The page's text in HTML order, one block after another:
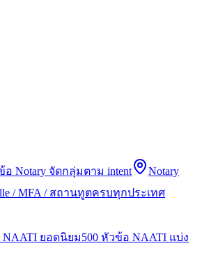
อ Notary จัดกลุ่มตาม intent
Notary
/ MFA / สถานทูตครบทุกประเทศ
NAATI ยอดนิยม500 หัวข้อ NAATI แบ่ง